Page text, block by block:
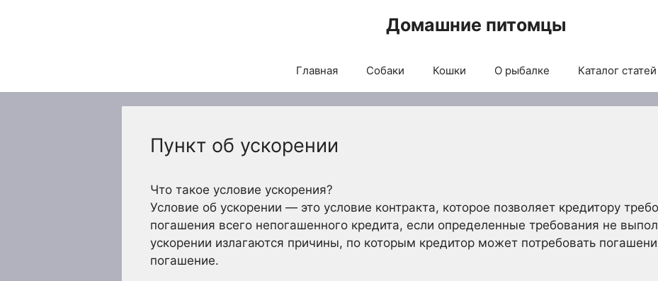
Домашние питомцы
Главная Собаки Кошки О рыбалке Каталог статей
Пункт об ускорении
Что такое условие ускорения?
Условие об ускорении — это условие контракта, которое позволяет кредитору
погашения всего непогашенного кредита, если определенные требования не
ускорении излагаются причины, по которым кредитор может потребовать
погашение.